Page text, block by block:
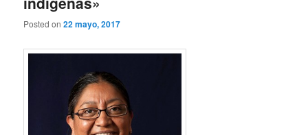
Posted on22 mayo, 2017